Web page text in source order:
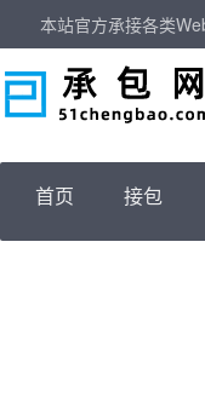
本站官方承接各类
首页 接包